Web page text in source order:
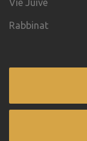
Vie Juive
Rabbinat